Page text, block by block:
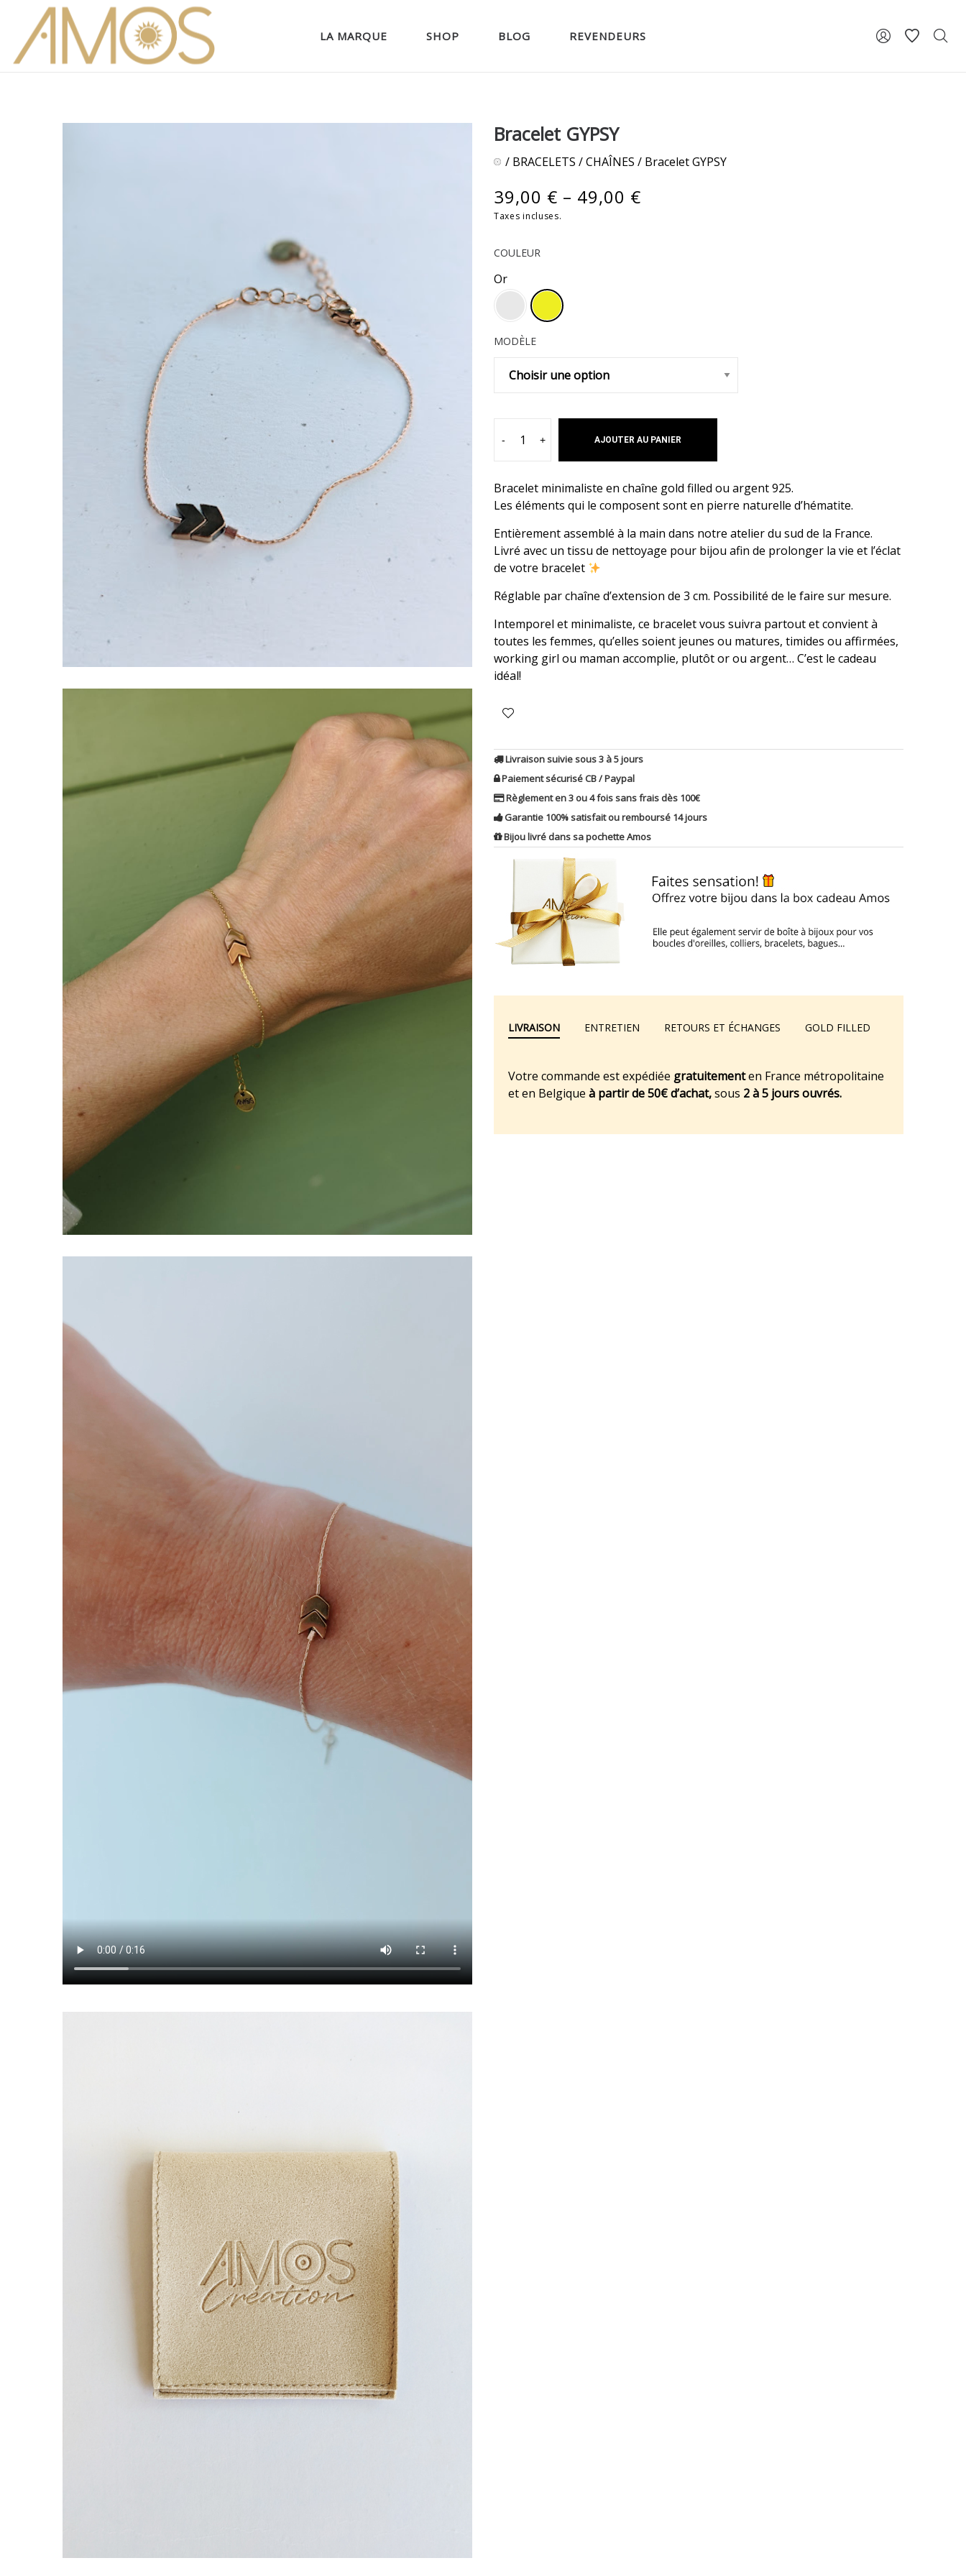
LA MARQUE SHOP BLOG REVENDEURS
Bracelet GYPSY
/ BRACELETS /CHAÎNES / Bracelet GYPSY
39,00 € – 49,00 €
Taxes incluses.
COULEUR
Or
MODÈLE
- + AJOUTER AU PANIER
Bracelet minimaliste en chaîne gold filled ou argent 925.
Les éléments qui le composent sont en pierre naturelle d’hématite.
Entièrement assemblé à la main dans notre atelier du sud de la France.
Livré avec un tissu de nettoyage pour bijou afin de prolonger la vie et l’éclat
de votre bracelet
Réglable par chaîne d’extension de 3 cm. Possibilité de le faire sur mesure.
Intemporel et minimaliste, ce bracelet vous suivra partout et convient à
toutes les femmes, qu’elles soient jeunes ou matures, timides ou affirmées,
working girl ou maman accomplie, plutôt or ou argent… C’est le cadeau
idéal!
Livraison suivie sous 3 à 5 jours
Paiement sécurisé CB / Paypal
Règlement en 3 ou 4 fois sans frais dès 100€
Garantie 100% satisfait ou remboursé 14 jours
Bijou livré dans sa pochette Amos
LIVRAISON ENTRETIEN RETOURS ET ÉCHANGES GOLD FILLED
Votre commande est expédiée gratuitementen France métropolitaine
et en Belgique à partir de 50€ d’achat,sous 2 à 5 jours ouvrés.